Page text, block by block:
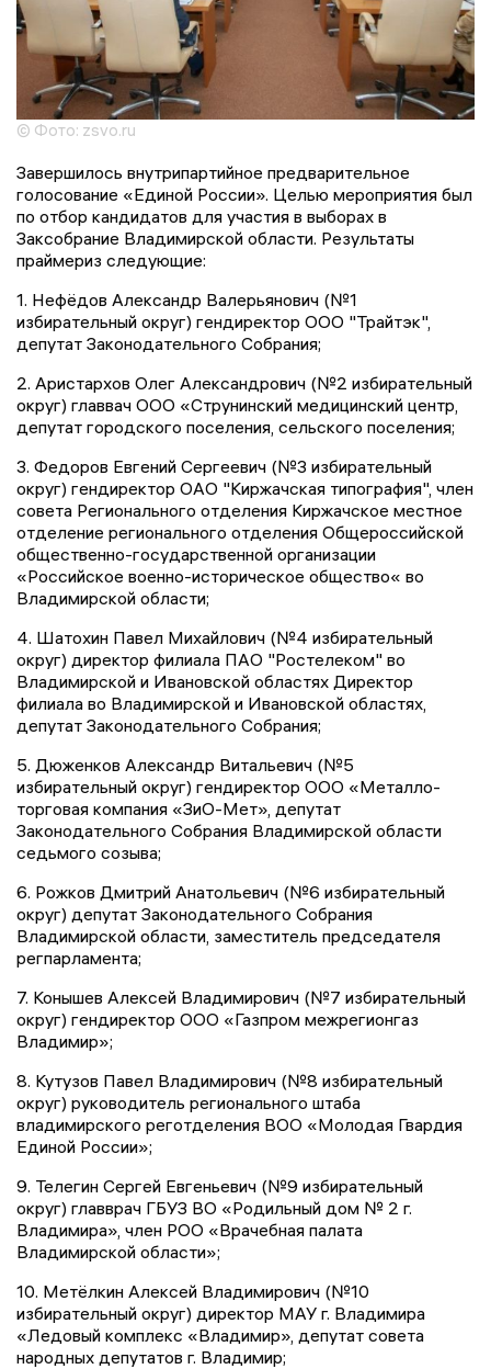
© Фото: zsvo.ru
Завершилось внутрипартийное предварительное
голосование «Единой России». Целью мероприятия был
по отбор кандидатов для участия в выборах в
Заксобрание Владимирской области. Результаты
праймериз следующие:
1. Нефёдов Александр Валерьянович (№1
избирательный округ) гендиректор ООО "Трайтэк",
депутат Законодательного Собрания;
2. Аристархов Олег Александрович (№2 избирательный
округ) главвач ООО «Струнинский медицинский центр,
депутат городского поселения, сельского поселения;
3. Федоров Евгений Сергеевич (№3 избирательный
округ) гендиректор ОАО "Киржачская типография", член
совета Регионального отделения Киржачское местное
отделение регионального отделения Общероссийской
общественно-государственной организации
«Российское военно-историческое общество« во
Владимирской области;
4. Шатохин Павел Михайлович (№4 избирательный
округ) директор филиала ПАО "Ростелеком" во
Владимирской и Ивановской областях Директор
филиала во Владимирской и Ивановской областях,
депутат Законодательного Собрания;
5. Дюженков Александр Витальевич (№5
избирательный округ) гендиректор ООО «Металло-
торговая компания «ЗиО-Мет», депутат
Законодательного Собрания Владимирской области
седьмого созыва;
6. Рожков Дмитрий Анатольевич (№6 избирательный
округ) депутат Законодательного Собрания
Владимирской области, заместитель председателя
регпарламента;
7. Конышев Алексей Владимирович (№7 избирательный
округ) гендиректор ООО «Газпром межрегионгаз
Владимир»;
8. Кутузов Павел Владимирович (№8 избирательный
округ) руководитель регионального штаба
владимирского реготделения ВОО «Молодая Гвардия
Единой России»;
9. Телегин Сергей Евгеньевич (№9 избирательный
округ) главврач ГБУЗ ВО «Родильный дом № 2 г.
Владимира», член РОО «Врачебная палата
Владимирской области»;
10. Метёлкин Алексей Владимирович (№10
избирательный округ) директор МАУ г. Владимира
«Ледовый комплекс «Владимир», депутат совета
народных депутатов г. Владимир;